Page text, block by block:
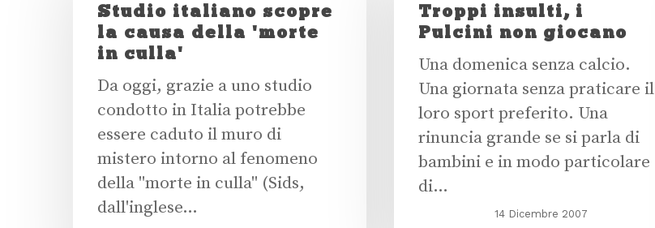
Studio italiano scopre
la causa della 'morte
in culla'
Da oggi, grazie a uno studio
condotto in Italia potrebbe
essere caduto il muro di
mistero intorno al fenomeno
della "morte in culla" (Sids,
dall'inglese…
Troppi insulti, i
Pulcini non giocano
Una domenica senza calcio.
Una giornata senza praticare il
loro sport preferito. Una
rinuncia grande se si parla di
bambini e in modo particolare
di…
14 Dicembre 2007